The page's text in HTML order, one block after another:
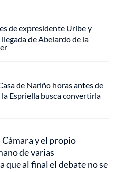
de expresidente Uribe y
de Abelardo de la
de Nariño horas antes de
Espriella busca convertirla
y el propio
de varias
que al final el debate no se